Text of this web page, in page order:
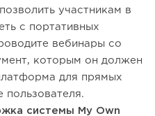
участникам в
с портативных
вебинары со
которым он должен
для прямых
пользователя.
системы My Own